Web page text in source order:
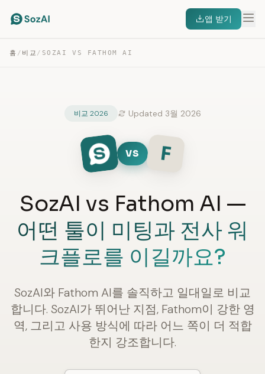
앱 받기
홈 / 비교 / SOZAI VS FATHOM AI
비교 2026 Updated 3월 2026
VS F
SozAI vs Fathom AI —
어떤 툴이 미팅과 전사 워
크플로를 이길까요?
SozAI와 Fathom AI를 솔직하고 일대일로 비교
합니다. SozAI가 뛰어난 지점, Fathom이 강한 영
역, 그리고 사용 방식에 따라 어느 쪽이 더 적합
한지 강조합니다.